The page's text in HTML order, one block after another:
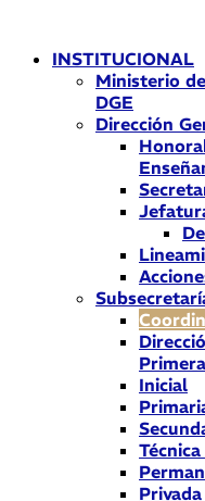
contenidoINSTITUCIONAL
Ministerio
DGE
Dirección
Inicial
Privada